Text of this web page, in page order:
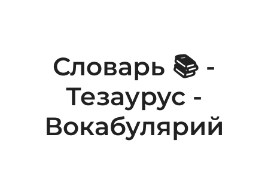
Словарь 📚 -
Тезаурус -
Вокабулярий